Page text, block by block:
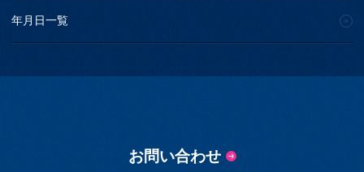
年月日一覧
お問い合わせ